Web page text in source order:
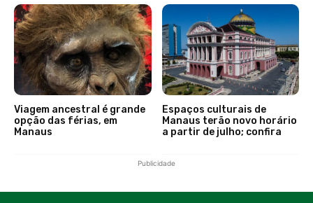
Viagem ancestral é grande
opção das férias, em
Manaus
Espaços culturais de
Manaus terão novo horário
a partir de julho; confira
Publicidade